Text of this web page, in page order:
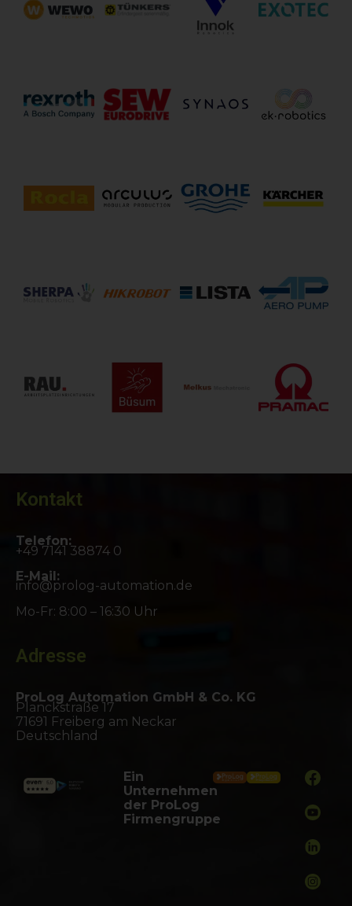
Kontakt
Telefon:
+49 7141 38874 0
E-Mail:
info@prolog-automation.de
Mo-Fr: 8:00 – 16:30 Uhr
Adresse
ProLog Automation GmbH & Co. KG
Planckstraße 17
71691 Freiberg am Neckar
Deutschland
Ein
Unternehmen
der ProLog
Firmengruppe